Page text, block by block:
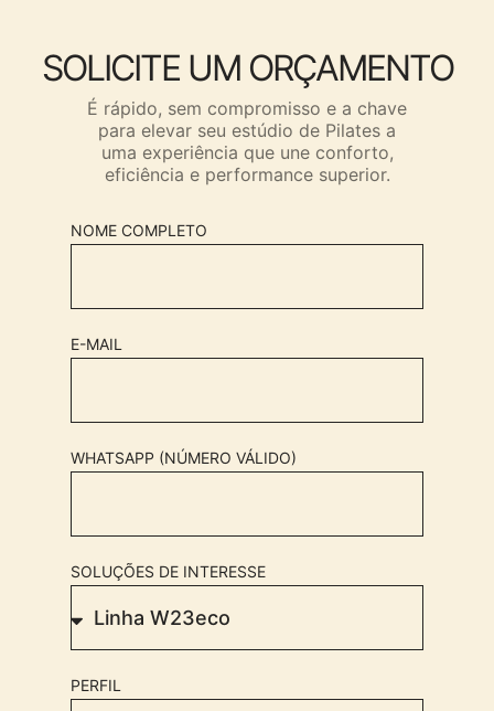
SOLICITE UM ORÇAMENTO
É rápido, sem compromisso e a chave
para elevar seu estúdio de Pilates a
uma experiência que une conforto,
eficiência e performance superior.
NOME COMPLETO
E-MAIL
WHATSAPP (NÚMERO VÁLIDO)
SOLUÇÕES DE INTERESSE
PERFIL